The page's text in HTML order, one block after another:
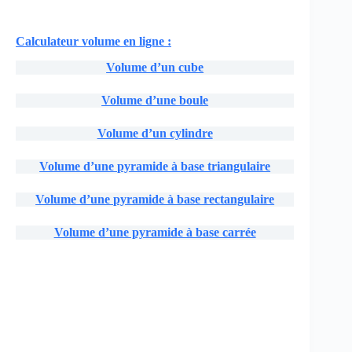
Calculateur volume en ligne :
Volume d’un cube
Volume d’une boule
Volume d’un cylindre
Volume d’une pyramide à base triangulaire
Volume d’une pyramide à base rectangulaire
Volume d’une pyramide à base carrée